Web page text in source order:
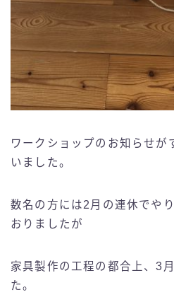
ワークショップのお知らせが
いました。
数名の方には2月の連休でや
おりましたが
家具製作の工程の都合上、3
た。